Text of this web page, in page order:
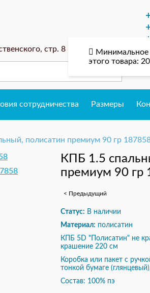
стр. 8
сотрудничества Размеры
полисатин премиум 90 гр
КПБ 1.5
премиум 90 гр
< Предыдущий
Статус: В наличии
Материал: полисатин
КПБ 5D "Полисатин" не
крашение 220 см
Коробка или пакет с
тонкой бумаге
Состав: 100% пэ
Минимальное
этого товара: